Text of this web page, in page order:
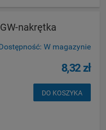
nakrętka
Dostępność: W magazynie
8,32 zł
DO KOSZYKA